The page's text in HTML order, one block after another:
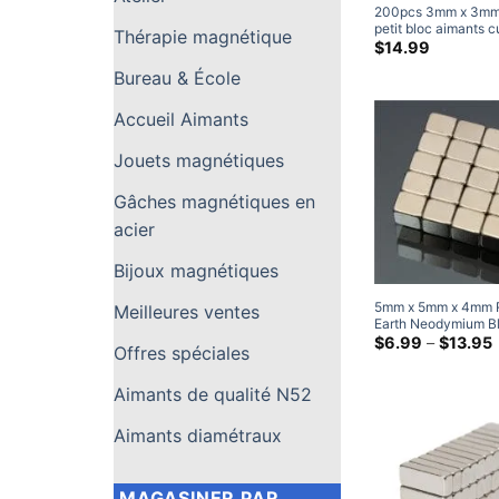
Thérapie magnétique
Bureau & École
Accueil Aimants
Jouets magnétiques
Gâches magnétiques en
acier
Bijoux magnétiques
Meilleures ventes
Offres spéciales
Aimants de qualité N52
Aimants diamétraux
200pcs 3mm x
petit bloc aimants
terres rares
$14.99
5mm x 5mm x 4mm
Earth Neodymium
Magnet N52 Strong
$6.99 – $13.95